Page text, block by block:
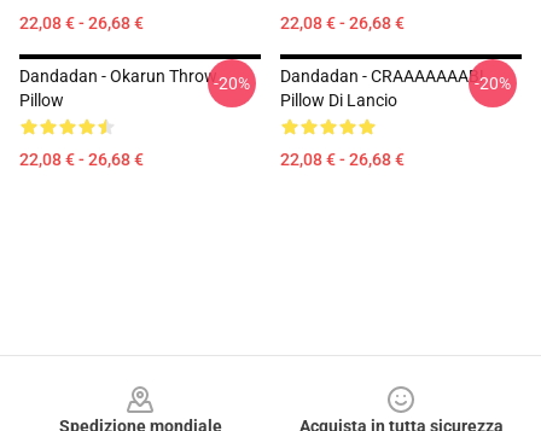
22,08 € - 26,68 € 22,08 € - 26,68 €
Dandadan - Okarun Throw
Pillow
22,08 € - 26,68 €
-20%
Dandadan - CRAAAAAAAB!
Pillow Di Lancio
22,08 € - 26,68 €
-20%
Spedizione mondiale
Acquista in tutta sicurezza